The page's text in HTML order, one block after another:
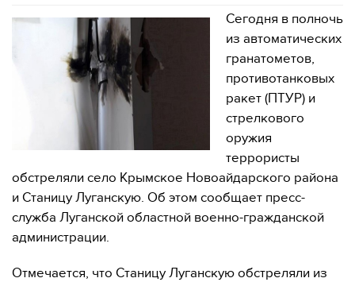
Сегодня в полночь
из автоматических
гранатометов,
противотанковых
ракет (ПТУР) и
стрелкового
оружия
террористы
обстреляли село Крымское Новоайдарского района
и Станицу Луганскую. Об этом сообщает пресс-
служба Луганской областной военно-гражданской
администрации.
Отмечается, что Станицу Луганскую обстреляли из